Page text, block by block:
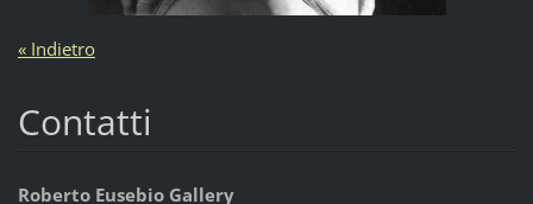
« Indietro
Contatti
Roberto Eusebio Gallery